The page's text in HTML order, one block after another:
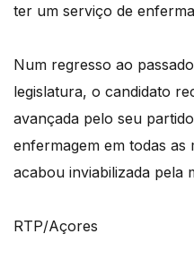
ter um serviço de
Num regresso ao
legislatura, o candidato
avançada pelo seu
enfermagem em todas as
acabou inviabilizada pela
RTP/Açores